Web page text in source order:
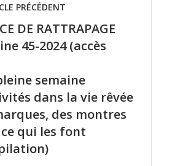
PRÉCÉDENT
DE RATTRAPAGE
45-2024 (accès
semaine
dans la vie rêvée
des montres
qui les font